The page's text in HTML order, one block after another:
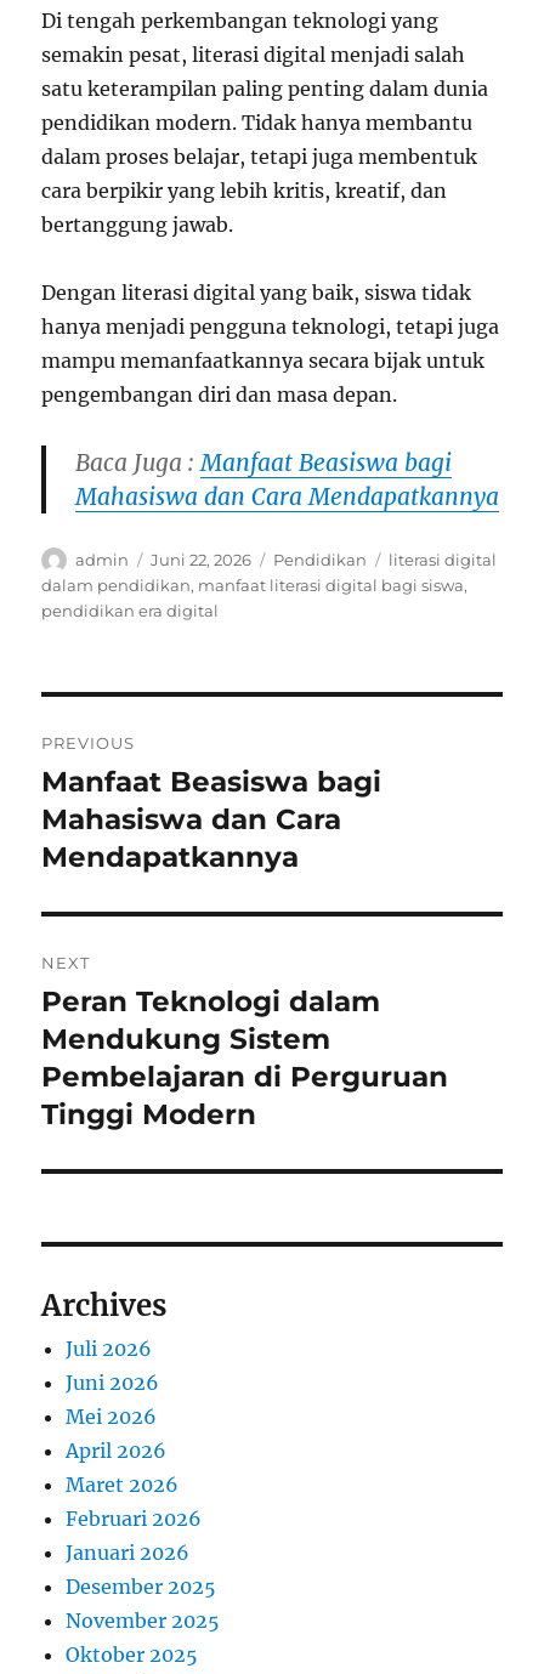
Di tengah perkembangan teknologi yang
semakin pesat, literasi digital menjadi salah
satu keterampilan paling penting dalam dunia
pendidikan modern. Tidak hanya membantu
dalam proses belajar, tetapi juga membentuk
cara berpikir yang lebih kritis, kreatif, dan
bertanggung jawab.
Dengan literasi digital yang baik, siswa tidak
hanya menjadi pengguna teknologi, tetapi juga
mampu memanfaatkannya secara bijak untuk
pengembangan diri dan masa depan.
Baca Juga :Manfaat Beasiswa bagi
Mahasiswa dan Cara Mendapatkannya
Author
admin
Posted
on
Juni 22, 2026 Categories
Pendidikan Tags
literasi digital
dalam pendidikan, manfaat literasi digital bagi siswa,
pendidikan era digital
pos
PREVIOUS
Previous
post:
Manfaat Beasiswa bagi
Mahasiswa dan Cara
Mendapatkannya
NEXT
Next
post:
Peran Teknologi dalam
Mendukung Sistem
Pembelajaran di Perguruan
Tinggi Modern
Archives
Juli 2026
Juni 2026
Mei 2026
April 2026
Maret 2026
Februari 2026
Januari 2026
Desember 2025
November 2025
Oktober 2025